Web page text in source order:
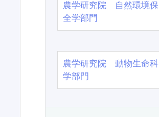
農学研究院 自然環境保
全学部門
農学研究院 動物生命科
学部門